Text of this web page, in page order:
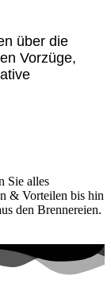
über die
Vorzüge,
Sie alles
& Vorteilen bis hin
den Brennereien.